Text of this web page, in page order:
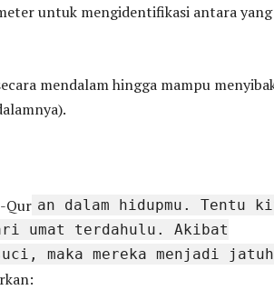
untuk mengidentifikasi antara
mendalam hingga mampu
Qur an dalam hidupmu. Tentu
umat terdahulu. Akibat
maka mereka menjadi jatuh